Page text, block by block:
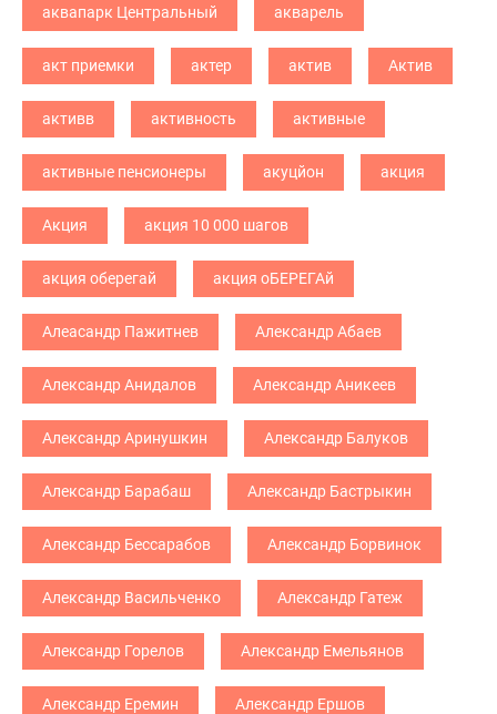
аквапарк Центральный акварель
акт приемки актер актив Актив
активв активность активные
активные пенсионеры акуцйон акция
Акция акция 10 000 шагов
акция оберегай акция оБЕРЕГАй
Алеасандр Пажитнев Александр Абаев
Александр Анидалов Александр Аникеев
Александр Аринушкин Александр Балуков
Александр Барабаш Александр Бастрыкин
Александр Бессарабов Александр Борвинок
Александр Васильченко Александр Гатеж
Александр Горелов Александр Емельянов
Александр Еремин Александр Ершов